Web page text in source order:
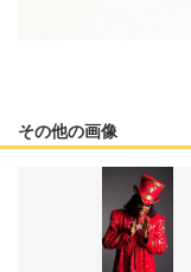
その他の画像